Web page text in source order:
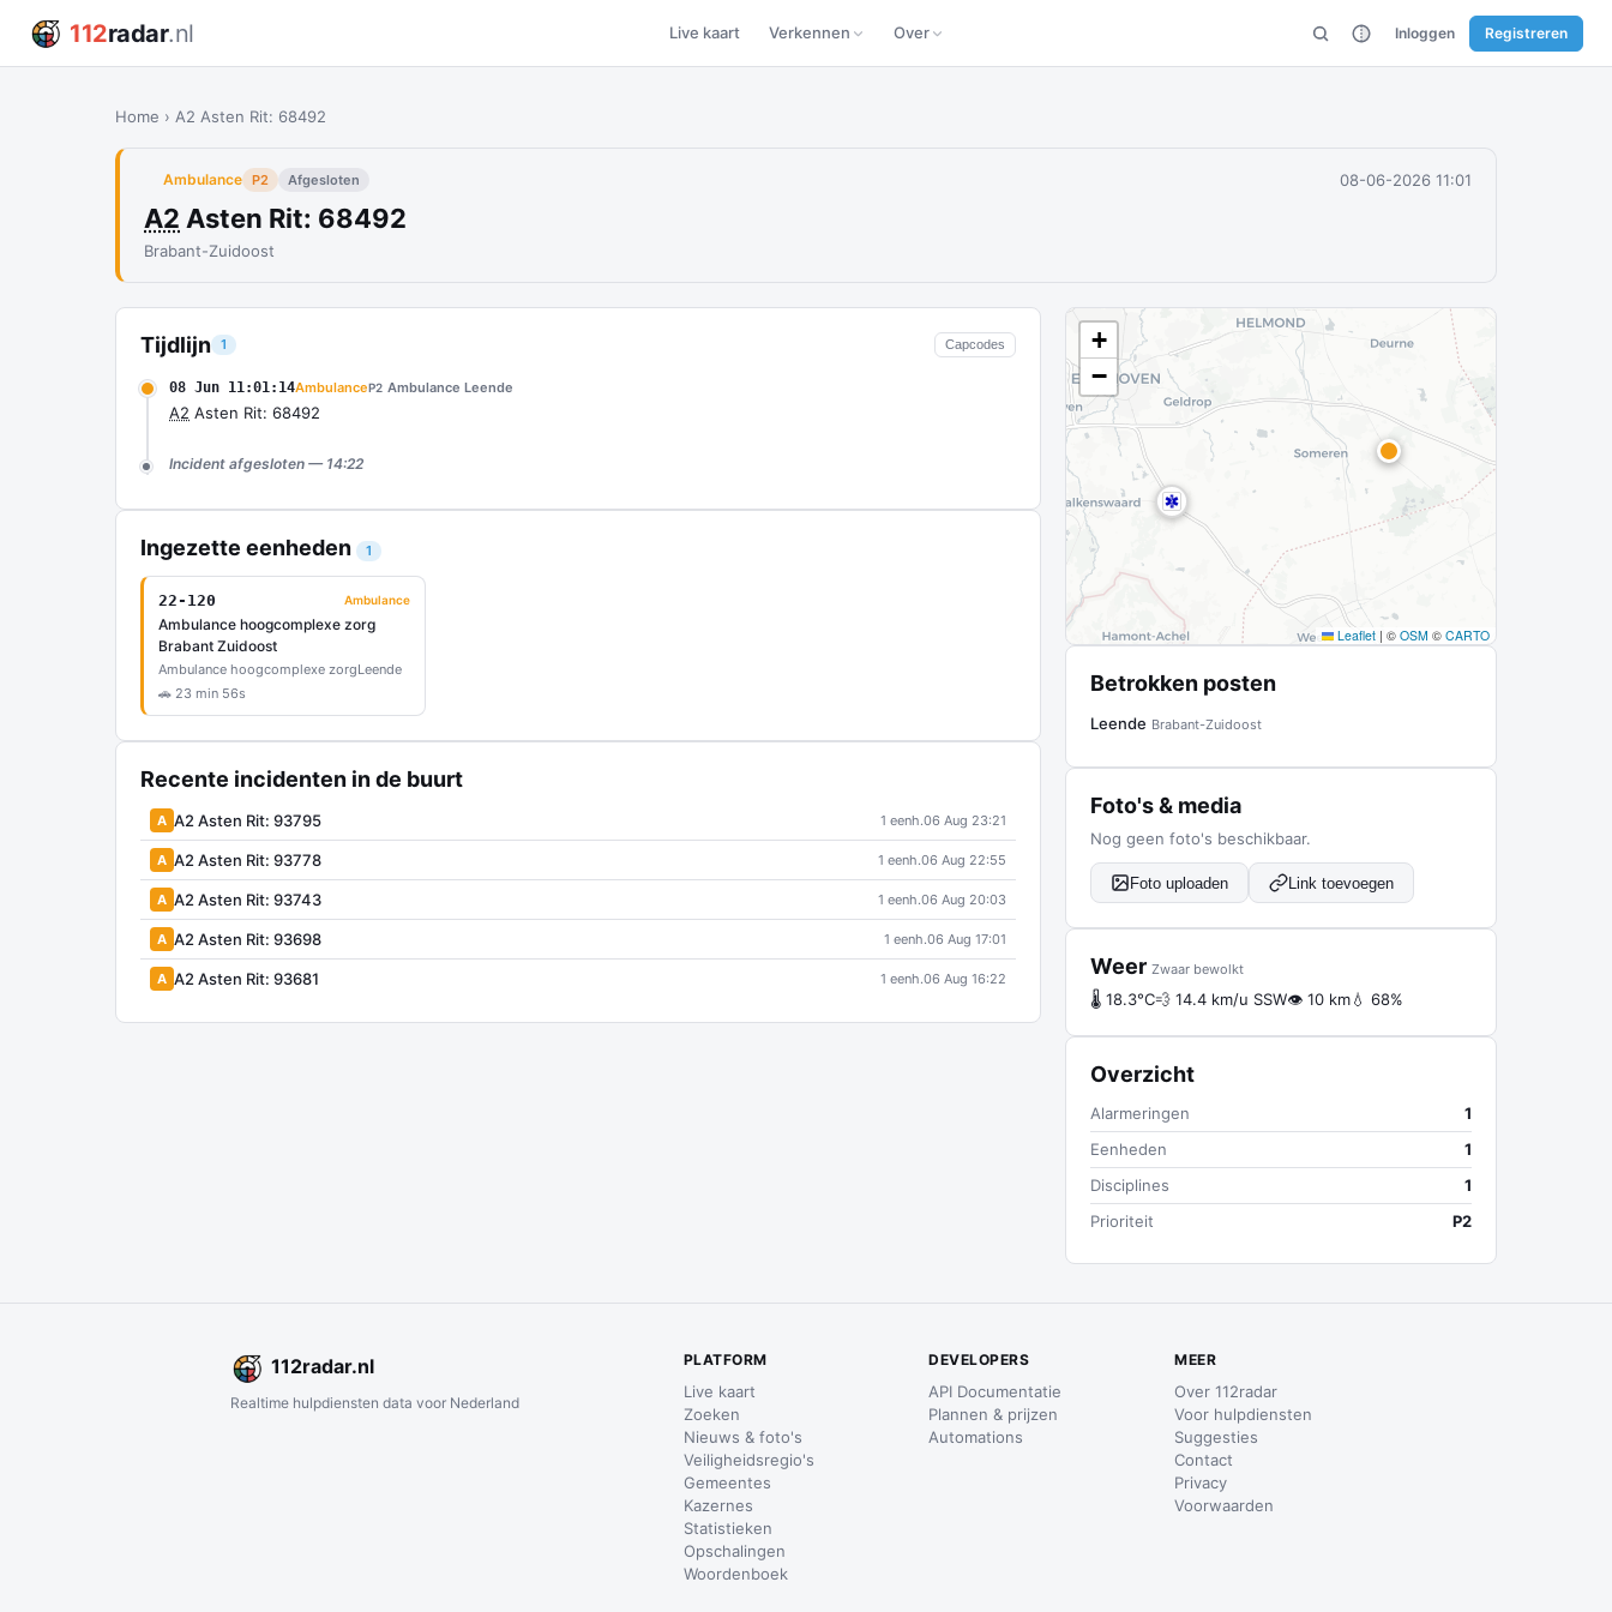
112radar.nl Live kaart Verkennen Over Inloggen Registreren
Home › A2 Asten Rit: 68492
Ambulance P2 Afgesloten 08-06-2026 11:01
A2 Asten Rit: 68492
Brabant-Zuidoost
Tijdlijn 1 Capcodes
08 Jun 11:01:14AmbulanceP2 Ambulance Leende
A2 Asten Rit: 68492
Incident afgesloten — 14:22
Ingezette eenheden 1
22-120 Ambulance
Ambulance hoogcomplexe zorg
Brabant Zuidoost
Ambulance hoogcomplexe zorgLeende
🚗 23 min 56s
Recente incidenten in de buurt
A A2 Asten Rit: 93795 1 eenh.06 Aug 23:21
A A2 Asten Rit: 93778 1 eenh.06 Aug 22:55
A A2 Asten Rit: 93743 1 eenh.06 Aug 20:03
A A2 Asten Rit: 93698 1 eenh.06 Aug 17:01
A A2 Asten Rit: 93681 1 eenh.06 Aug 16:22
+
−
Leaflet | © OSM © CARTO
Betrokken posten
Leende Brabant-Zuidoost
Foto's & media
Nog geen foto's beschikbaar.
Foto uploaden Link toevoegen
Weer Zwaar bewolkt
🌡 18.3°C💨 14.4 km/u SSW👁 10 km💧 68%
Overzicht
Alarmeringen
1
Eenheden
1
Disciplines
1
Prioriteit
P2
112radar.nl
Realtime hulpdiensten data voor Nederland
PLATFORM
Live kaart
Zoeken
Nieuws & foto's
Veiligheidsregio's
Gemeentes
Kazernes
Statistieken
Opschalingen
Woordenboek
DEVELOPERS
API Documentatie
Plannen & prijzen
Automations
MEER
Over 112radar
Voor hulpdiensten
Suggesties
Contact
Privacy
Voorwaarden